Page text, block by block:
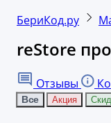
БериКод.ру
reStore
Отзывы
Все Акция